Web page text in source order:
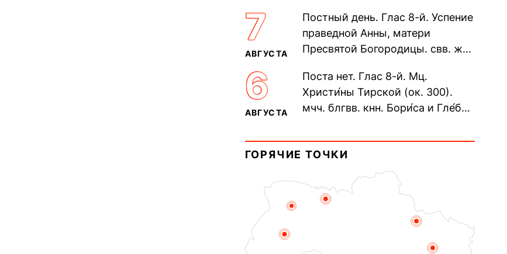
Печерского, в Ближних
пещерах...
7
АВГУСТА
Постный день. Глас 8-й. Успение
праведной Анны, матери
Пресвятой Богородицы. свв. жен
прп. Евпракси́и девы,...
6
АВГУСТА
Поста нет. Глас 8-й. Мц.
Христи́ны Тирской (ок. 300).
мчч. блгвв. кнн. Бори́са и Гле́ба,
Дави́да (1015). Прп....
ГОРЯЧИЕ ТОЧКИ